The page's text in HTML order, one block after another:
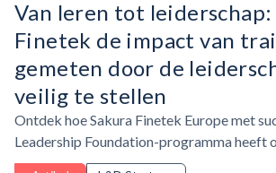
Van leren tot leiderschap:
Finetek de impact van
gemeten door de
veilig te stellen
Ontdek hoe Sakura Finetek Europe met
Leadership Foundation-programma heeft
geïmplementeerd voor nieuwe managers